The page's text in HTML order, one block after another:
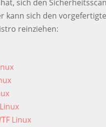
sich den
kann sich den
reinziehen:
Linux